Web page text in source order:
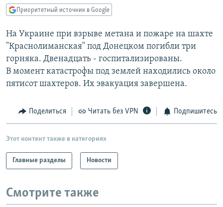
главной
навигации
Вернутся
поиску
IDEL.РЕАЛИИ
КАВКАЗ.РЕАЛИИ
СЕВЕР.РЕАЛИИ
СИБИРЬ.РЕАЛИИ
РАСПИСАНИЕ ВЕЩАНИЯ
ПОДПИШИТЕСЬ НА РАССЫЛКУ
Все сайты РСЕ/РС
Приоритетный источник в Google
На Украине при взрыве метана и пожаре на шахте
"Краснолиманская" под Донецком погибли три
горняка. Двенадцать - госпитализированы.
В момент катастрофы под землей находились около
пятисот шахтеров. Их эвакуация завершена.
Поделиться Читать без VPN Подпишитесь
Этот контент также в категориях
Главные разделы Новости
Смотрите также